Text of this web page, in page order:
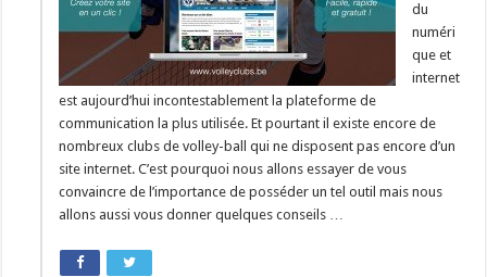
du
numéri
que et
internet
est aujourd’hui incontestablement la plateforme de
communication la plus utilisée. Et pourtant il existe encore de
nombreux clubs de volley-ball qui ne disposent pas encore d’un
site internet. C’est pourquoi nous allons essayer de vous
convaincre de l’importance de posséder un tel outil mais nous
allons aussi vous donner quelques conseils …